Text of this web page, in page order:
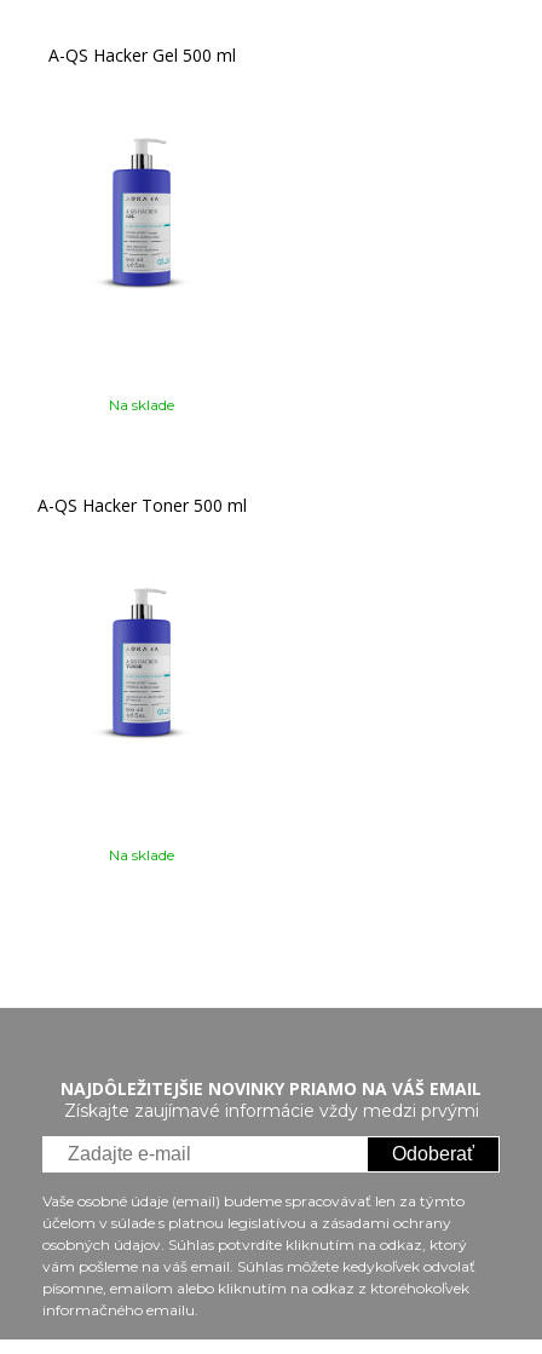
A-QS Hacker Gel 500 ml
Na sklade
A-QS Hacker Toner 500 ml
Na sklade
NAJDÔLEŽITEJŠIE NOVINKY PRIAMO NA VÁŠ EMAIL
Získajte zaujímavé informácie vždy medzi prvými
Odoberať
Vaše osobné údaje (email) budeme spracovávať len za týmto
účelom v súlade s platnou legislatívou a zásadami ochrany
osobných údajov. Súhlas potvrdíte kliknutím na odkaz, ktorý
vám pošleme na váš email. Súhlas môžete kedykoľvek odvolať
písomne, emailom alebo kliknutím na odkaz z ktoréhokoľvek
informačného emailu.